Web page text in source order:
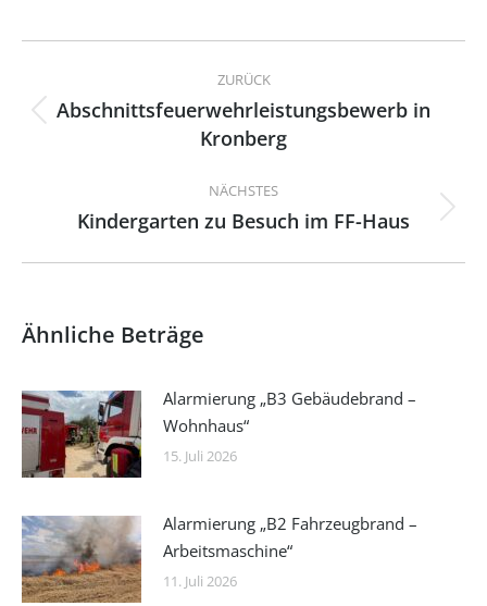
Kommentarnavigation
ZURÜCK
Vorheriger
Beitrag:
Abschnittsfeuerwehrleistungsbewerb in
Kronberg
NÄCHSTES
Nächster
Kindergarten zu Besuch im FF-Haus
Ähnliche Beträge
Alarmierung „B3 Gebäudebrand –
Wohnhaus“
15. Juli 2026
Alarmierung „B2 Fahrzeugbrand –
Arbeitsmaschine“
11. Juli 2026